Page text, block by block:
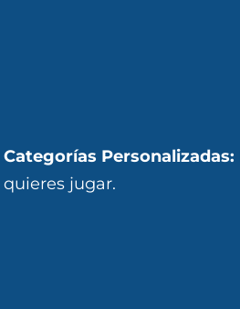
Categorías Personalizadas:
quieres jugar.